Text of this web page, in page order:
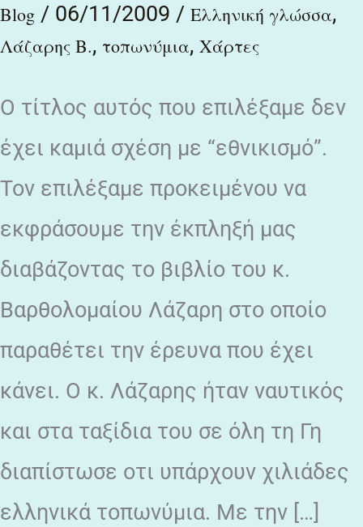
Blog / 06/11/2009 / Ελληνική γλώσσα,
Λάζαρης Β., τοπωνύμια, Χάρτες
Ο τίτλος αυτός που επιλέξαμε δεν
έχει καμιά σχέση με “εθνικισμό”.
Τον επιλέξαμε προκειμένου να
εκφράσουμε την έκπληξή μας
διαβάζοντας το βιβλίο του κ.
Βαρθολομαίου Λάζαρη στο οποίο
παραθέτει την έρευνα που έχει
κάνει. Ο κ. Λάζαρης ήταν ναυτικός
και στα ταξίδια του σε όλη τη Γη
διαπίστωσε οτι υπάρχουν χιλιάδες
ελληνικά τοπωνύμια. Με την […]
Χάρτες
που
λόγου
το
αληθές